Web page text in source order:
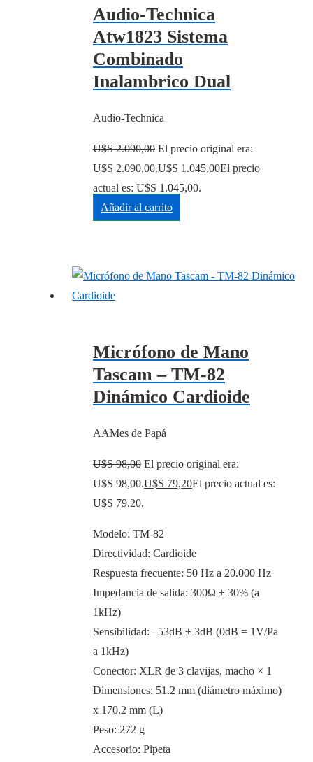
Audio-Technica
Atw1823 Sistema
Combinado
Inalambrico Dual
Audio-Technica
U$S2.090,00 El precio original era:
U$S 2.090,00.U$S 1.045,00El precio
actual es: U$S 1.045,00.
Añadir al carrito
Micrófono de Mano
Tascam – TM-82
Dinámico Cardioide
AAMes de Papá
U$S98,00 El precio original era:
U$S 98,00.U$S 79,20El precio actual es:
U$S 79,20.
Modelo: TM-82
Directividad: Cardioide
Respuesta frecuente: 50 Hz a 20.000 Hz
Impedancia de salida: 300Ω ± 30% (a
1kHz)
Sensibilidad: –53dB ± 3dB (0dB = 1V/Pa
a 1kHz)
Conector: XLR de 3 clavijas, macho × 1
Dimensiones: 51.2 mm (diámetro máximo)
x 170.2 mm (L)
Peso: 272 g
Accesorio: Pipeta